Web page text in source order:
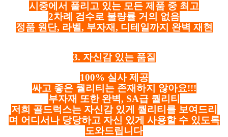
시중에서 풀리고 있는 모든 제품 중 최고
2차례 검수로 불량률 거의 없음
정품 원단, 라벨, 부자재, 디테일까지 완벽 재현
3. 자신감 있는 품질
100% 실사 제공
싸고 좋은 퀄리티는 존재하지 않아요!!!
부자재 또한 완벽, SA급 퀄리티
저희 골드럭스는 자신감 있게 퀄리티를 보여드리
며 어디서나 당당하고 자신 있게 사용할 수 있도록
도와드립니다